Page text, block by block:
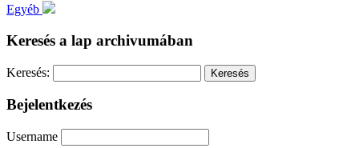
Egyéb
Keresés a lap archivumában
Keresés:
Bejelentkezés
Username